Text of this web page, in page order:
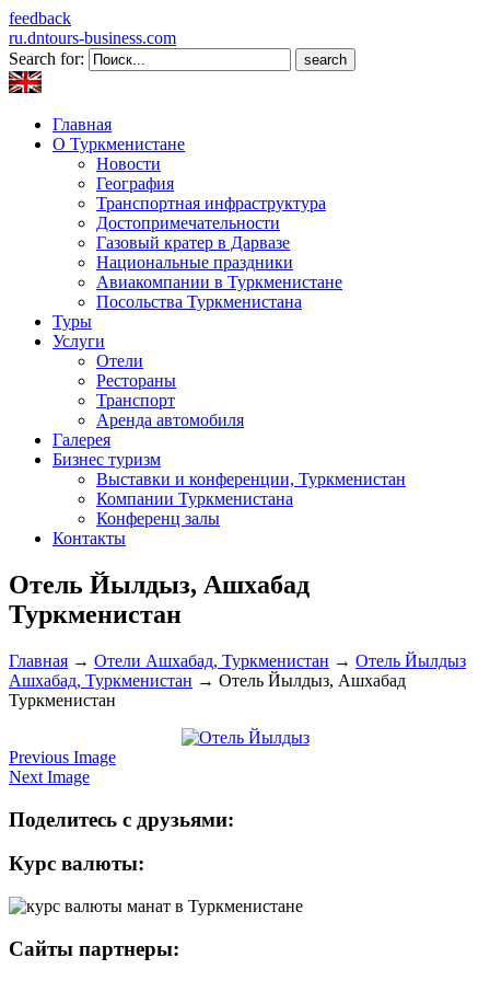
feedback
ru.dntours-business.com
Search for:
Главная
О Туркменистане
Новости
География
Транспортная инфраструктура
Достопримечательности
Газовый кратер в Дарвазе
Национальные праздники
Авиакомпании в Туркменистане
Посольства Туркменистана
Туры
Услуги
Отели
Рестораны
Транспорт
Аренда автомобиля
Галерея
Бизнес туризм
Выставки и конференции, Туркменистан
Компании Туркменистана
Конференц залы
Контакты
Отель Йылдыз, Ашхабад
Туркменистан
Главная → Отели Ашхабад, Туркменистан → Отель Йылдыз
Ашхабад, Туркменистан → Отель Йылдыз, Ашхабад
Туркменистан
Previous Image
Next Image
Поделитесь с друзьями:
Курс валюты:
Сайты партнеры: